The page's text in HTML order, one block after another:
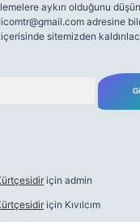
aykırı olduğunu
adresine
sitemizden
için admin
için Kıvılcım